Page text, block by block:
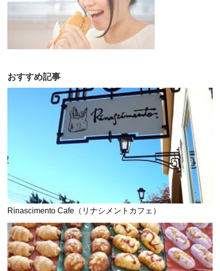
おすすめ記事
Rinascimento Cafe（リナシメントカフェ）